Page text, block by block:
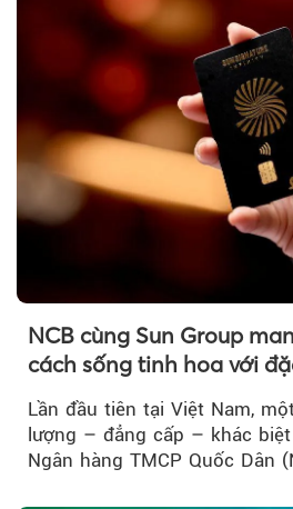
NCB cùng Sun Group
cách sống tinh hoa với
đầu Việt Nam
Lần đầu tiên tại Việt Nam,
lượng – đẳng cấp – khác
Ngân hàng TMCP Quốc Dân